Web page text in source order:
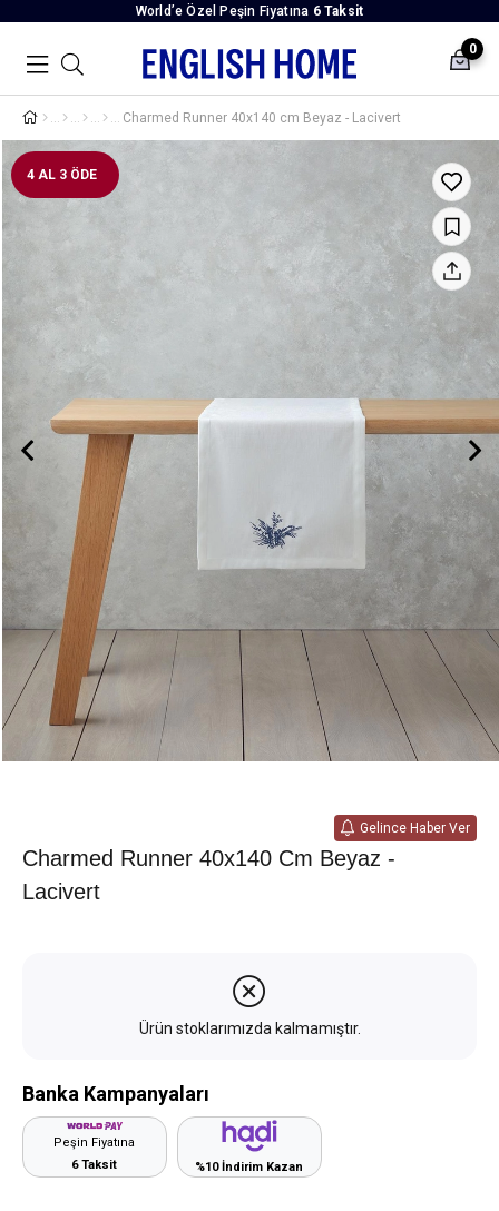
World’e Özel Peşin Fiyatına 6 Taksit
0
Charmed Runner 40x140 cm Beyaz - Lacivert
4 AL 3 ÖDE
Gelince Haber Ver
Charmed Runner 40x140 Cm Beyaz -
Lacivert
Ürün stoklarımızda kalmamıştır.
Banka Kampanyaları
Peşin Fiyatına
6 Taksit
%10 İndirim Kazan